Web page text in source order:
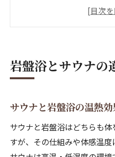
岩盤浴とサウナは
美容と健康を促進する
サウナ岩盤浴でニ
サウナと岩盤浴の
サウナ岩盤浴の順
岩盤浴とサウナの
サウナと岩盤浴の温熱
サウナと岩盤浴はどちらも
すが、その仕組みや体感温度